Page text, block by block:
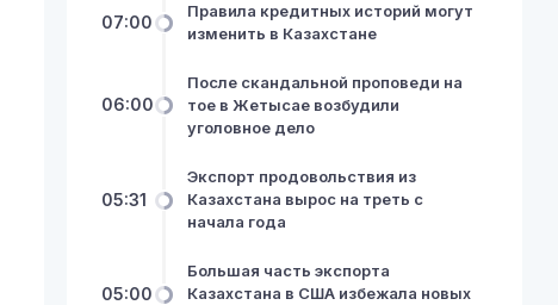
07:00
Правила кредитных историй могут
изменить в Казахстане
06:00
После скандальной проповеди на
тое в Жетысае возбудили
уголовное дело
05:31
Экспорт продовольствия из
Казахстана вырос на треть с
начала года
05:00
Большая часть экспорта
Казахстана в США избежала новых